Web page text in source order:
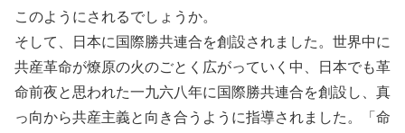
このようにされるでしょうか。
そして、日本に国際勝共連合を創設されました。世界中に
共産革命が燎原の火のごとく広がっていく中、日本でも革
命前夜と思われた一九六八年に国際勝共連合を創設し、真
っ向から共産主義と向き合うように指導されました。「命